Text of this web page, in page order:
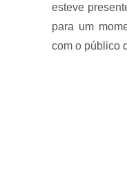
esteve
para um
com o público